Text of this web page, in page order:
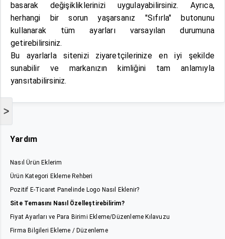
>
basarak değişikliklerinizi uygulayabilirsiniz. Ayrıca,
herhangi bir sorun yaşarsanız "Sıfırla" butonunu
kullanarak tüm ayarları varsayılan durumuna
getirebilirsiniz.
Bu ayarlarla sitenizi ziyaretçilerinize en iyi şekilde
sunabilir ve markanızın kimliğini tam anlamıyla
yansıtabilirsiniz.
Yardım
Nasıl Ürün Eklerim
Ürün Kategori Ekleme Rehberi
Pozitif E-Ticaret Panelinde Logo Nasıl Eklenir?
Site Temasını Nasıl Özelleştirebilirim?
Fiyat Ayarları ve Para Birimi Ekleme/Düzenleme Kılavuzu
Firma Bilgileri Ekleme / Düzenleme